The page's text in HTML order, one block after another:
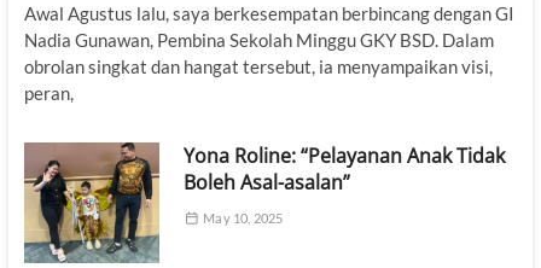
Awal Agustus lalu, saya berkesempatan berbincang dengan GI
Nadia Gunawan, Pembina Sekolah Minggu GKY BSD. Dalam
obrolan singkat dan hangat tersebut, ia menyampaikan visi,
peran,
Yona Roline: “Pelayanan Anak Tidak
Boleh Asal-asalan”
May 10, 2025